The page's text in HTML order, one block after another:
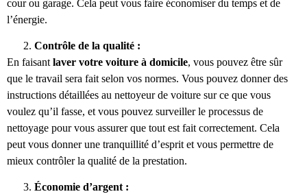
cour ou garage. Cela peut vous faire économiser du temps et de
l’énergie.
Contrôle de la qualité :
En faisant laver votre voiture à domicile, vous pouvez être sûr
que le travail sera fait selon vos normes. Vous pouvez donner des
instructions détaillées au nettoyeur de voiture sur ce que vous
voulez qu’il fasse, et vous pouvez surveiller le processus de
nettoyage pour vous assurer que tout est fait correctement. Cela
peut vous donner une tranquillité d’esprit et vous permettre de
mieux contrôler la qualité de la prestation.
Économie d’argent :